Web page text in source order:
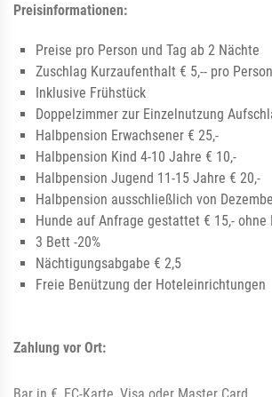
Preisinformationen:
Preise pro Person und Tag ab 2 Nächte
Zuschlag Kurzaufenthalt € 5,-- pro Person
Inklusive Frühstück
Doppelzimmer zur Einzelnutzung
Halbpension Erwachsener € 25,-
Halbpension Kind 4-10 Jahre € 10,-
Halbpension Jugend 11-15 Jahre € 20,-
Halbpension ausschließlich von
Hunde auf Anfrage gestattet € 15,- ohne
3 Bett -20%
Nächtigungsabgabe € 2,5
Freie Benützung der Hoteleinrichtungen
Zahlung vor Ort:
Bar in €, EC-Karte, Visa oder Master Card